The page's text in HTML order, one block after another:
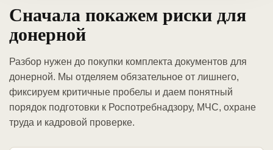
Сначала покажем риски для
донерной
Разбор нужен до покупки комплекта документов для
донерной. Мы отделяем обязательное от лишнего,
фиксируем критичные пробелы и даем понятный
порядок подготовки к Роспотребнадзору, МЧС, охране
труда и кадровой проверке.